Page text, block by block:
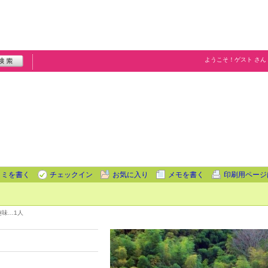
ようこそ！ ゲスト さん
を書く チェックイン お気に入り メモを書く 印刷用ペー
味… 1人